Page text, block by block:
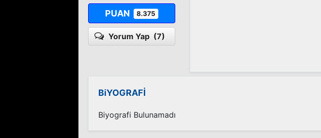
PUAN 8.375
Yorum Yap (7)
BiYOGRAFİ
Biyografi Bulunamadı